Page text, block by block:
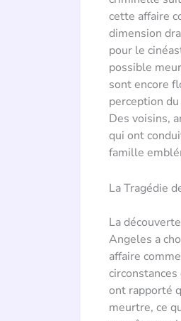
cette affaire
dimension
pour le
possible
sont encore
perception
Des voisins,
qui ont
famille
La Tragédie
La
Angeles a
affaire
ont rapporté
meurtre, ce